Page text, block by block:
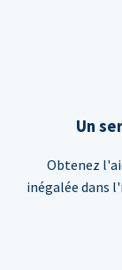
Un
Obtenez
inégalée dans